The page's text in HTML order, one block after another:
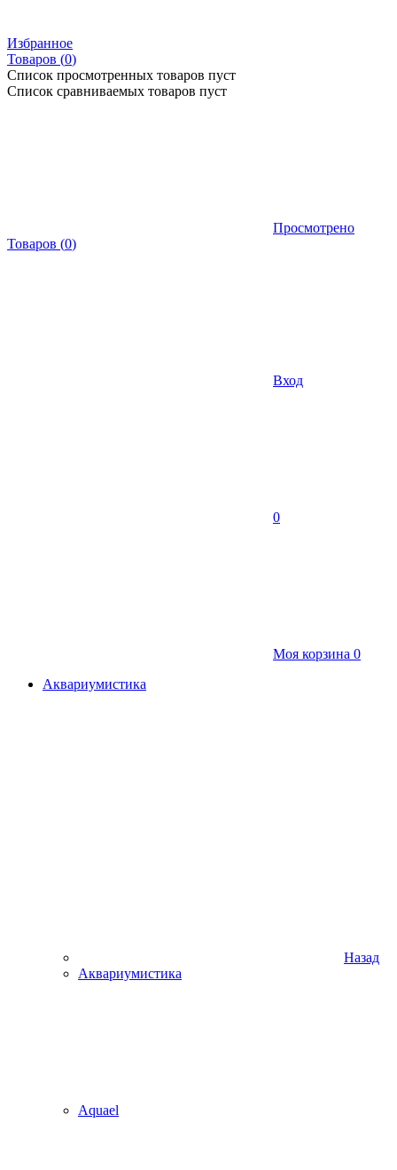
Избранное
Товаров (0)
Список просмотренных товаров пуст
Список сравниваемых товаров пуст
Просмотрено
Товаров (0)
Вход
0
Моя корзина 0
Аквариумистика
Назад
Аквариумистика
Aquael